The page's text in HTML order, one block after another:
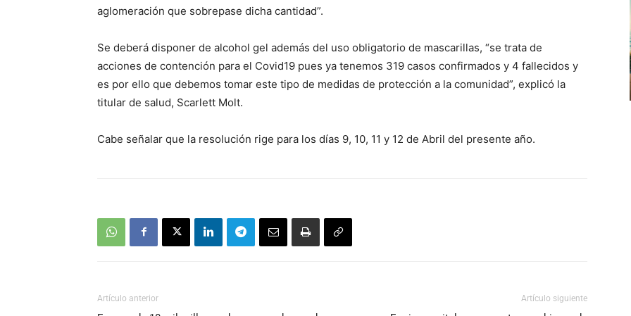
aglomeración que sobrepase dicha cantidad”.
Se deberá disponer de alcohol gel además del uso obligatorio de mascarillas, “se trata de
acciones de contención para el Covid19 pues ya tenemos 319 casos confirmados y 4 fallecidos y
es por ello que debemos tomar este tipo de medidas de protección a la comunidad”, explicó la
titular de salud, Scarlett Molt.
Cabe señalar que la resolución rige para los días 9, 10, 11 y 12 de Abril del presente año.
Artículo anterior Artículo siguiente